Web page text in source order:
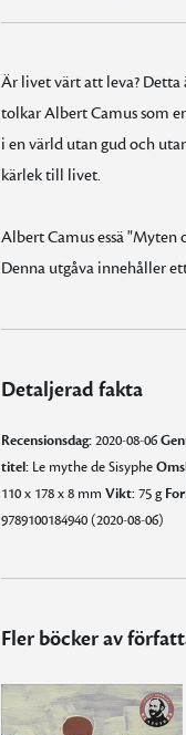
Är livet värt att leva?
tolkar Albert Camus som
i en värld utan gud och
kärlek till livet.
Albert Camus essä "Myten
Denna utgåva innehåller
Detaljerad fakta
Recensionsdag:2020-08-06
titel:Le mythe de Sisyphe
110 x 178 x 8 mmVikt:75 g
9789100184940 (2020-08-06)
Fler böcker av